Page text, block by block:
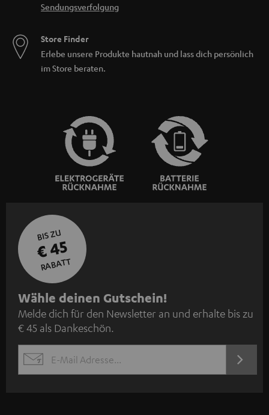
Sendungsverfolgung
Store Finder
Erlebe unsere Produkte hautnah und lass dich persönlich
im Store beraten.
BIS ZU
€ 45
RABATT
N
e
w
s
l
Wähle deinen Gutschein!
Melde dich für den Newsletter an und erhalte bis zu
€ 45 als Dankeschön.
EMAIL
JETZT